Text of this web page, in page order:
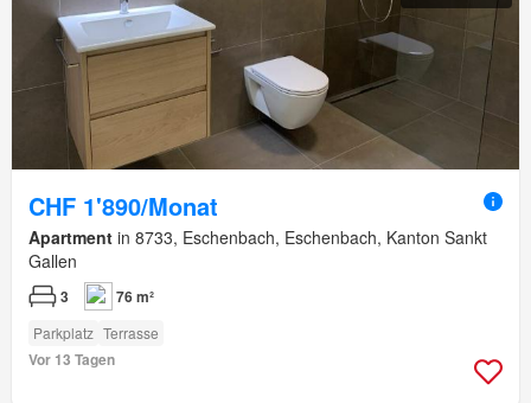
CHF 1'890/Monat
Apartment in 8733, Eschenbach, Eschenbach, Kanton Sankt
Gallen
3 76 m²
Parkplatz Terrasse
Vor 13 Tagen